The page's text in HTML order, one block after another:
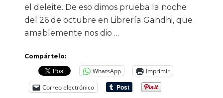
el deleite. De eso dimos prueba la noche
del 26 de octubre en Librería Gandhi, que
amablemente nos dio …
Compártelo:
WhatsApp
Imprimir
Correo electrónico